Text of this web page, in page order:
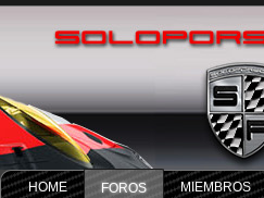
HOME FOROS MIEMBROS